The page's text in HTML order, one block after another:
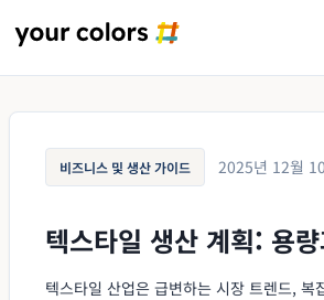
비즈니스 및 생산 가이드 2025년 12월
텍스타일 생산 계획: 용
텍스타일 산업은 급변하는 시장 트렌드, 복